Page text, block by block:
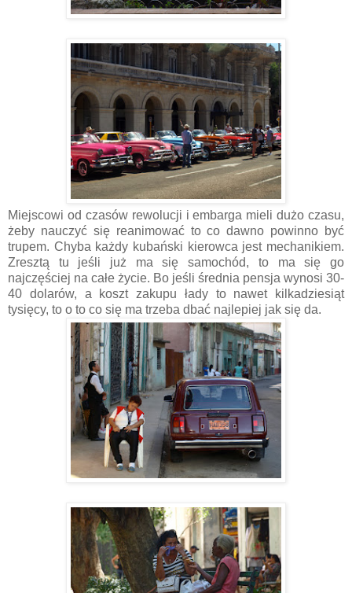
Miejscowi od czasów rewolucji i embarga mieli dużo czasu,
żeby nauczyć się reanimować to co dawno powinno być
trupem. Chyba każdy kubański kierowca jest mechanikiem.
Zresztą tu jeśli już ma się samochód, to ma się go
najczęściej na całe życie. Bo jeśli średnia pensja wynosi 30-
40 dolarów, a koszt zakupu łady to nawet kilkadziesiąt
tysięcy, to o to co się ma trzeba dbać najlepiej jak się da.